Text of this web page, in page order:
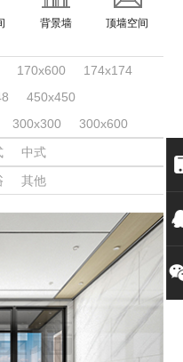
背景墙 顶墙空间
170x600
174x174
450x450
300x300
300x600
中式
其他